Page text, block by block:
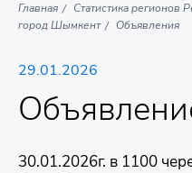
Главная
Статистика регионов
город Шымкент
Объявления
29.01.2026
30.01.2026г. в 1100